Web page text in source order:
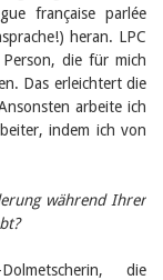
française parlée
heran. LPC
die für mich
Das erleichtert die
arbeite ich
indem ich von
während Ihrer
die